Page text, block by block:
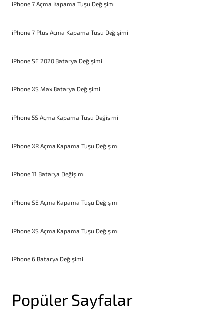
iPhone 7 Açma Kapama Tuşu Değişimi
iPhone 7 Plus Açma Kapama Tuşu Değişimi
iPhone SE 2020 Batarya Değişimi
iPhone XS Max Batarya Değişimi
iPhone 5S Açma Kapama Tuşu Değişimi
iPhone XR Açma Kapama Tuşu Değişimi
iPhone 11 Batarya Değişimi
iPhone SE Açma Kapama Tuşu Değişimi
iPhone XS Açma Kapama Tuşu Değişimi
iPhone 6 Batarya Değişimi
Popüler Sayfalar